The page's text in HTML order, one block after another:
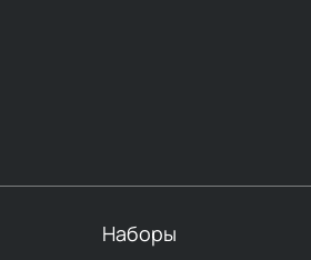
Наборы